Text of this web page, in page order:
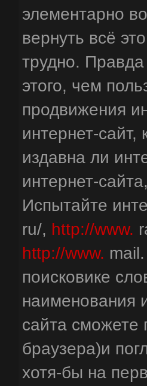
элементарно
вернуть всё
трудно.
этого, чем
продвижения
интернет-
издавна ли
интернет-
Испытайте
ru/, http://www.
http://www.
поисковике
наименования
сайта сможете
браузера)и
хотя-бы на